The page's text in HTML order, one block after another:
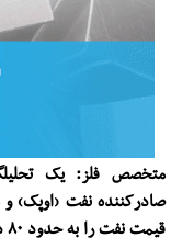
متخصص فلز: یك
صادركننده نفت (اوپك)
قیمت نفت را به حدود ۸۰ دلار برای هر بشكه افزایش دهد.